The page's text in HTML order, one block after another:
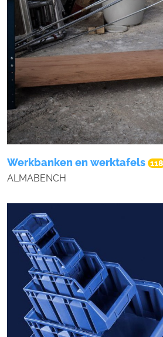
Werkbanken en werktafels 118
ALMABENCH